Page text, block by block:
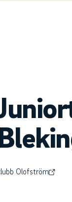
Olofström